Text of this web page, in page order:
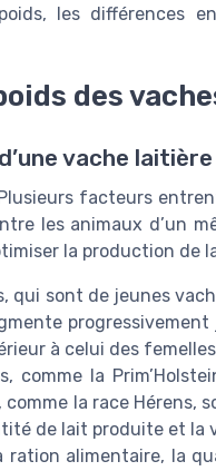
les différences
des
vache laitière
facteurs
les animaux d’un
la production de
qui sont de jeunes
progressivement
à celui des
comme la
la race Hérens,
de lait produite et la
ration alimentaire, la